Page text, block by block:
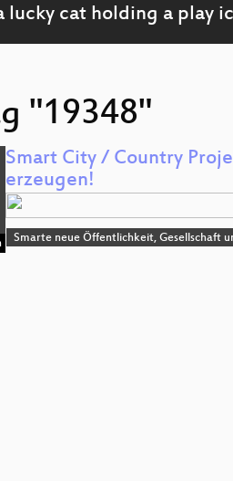
"19348"
Smart City / Country
erzeugen!
Smarte neue Öffentlichkeit, Gesellschaft